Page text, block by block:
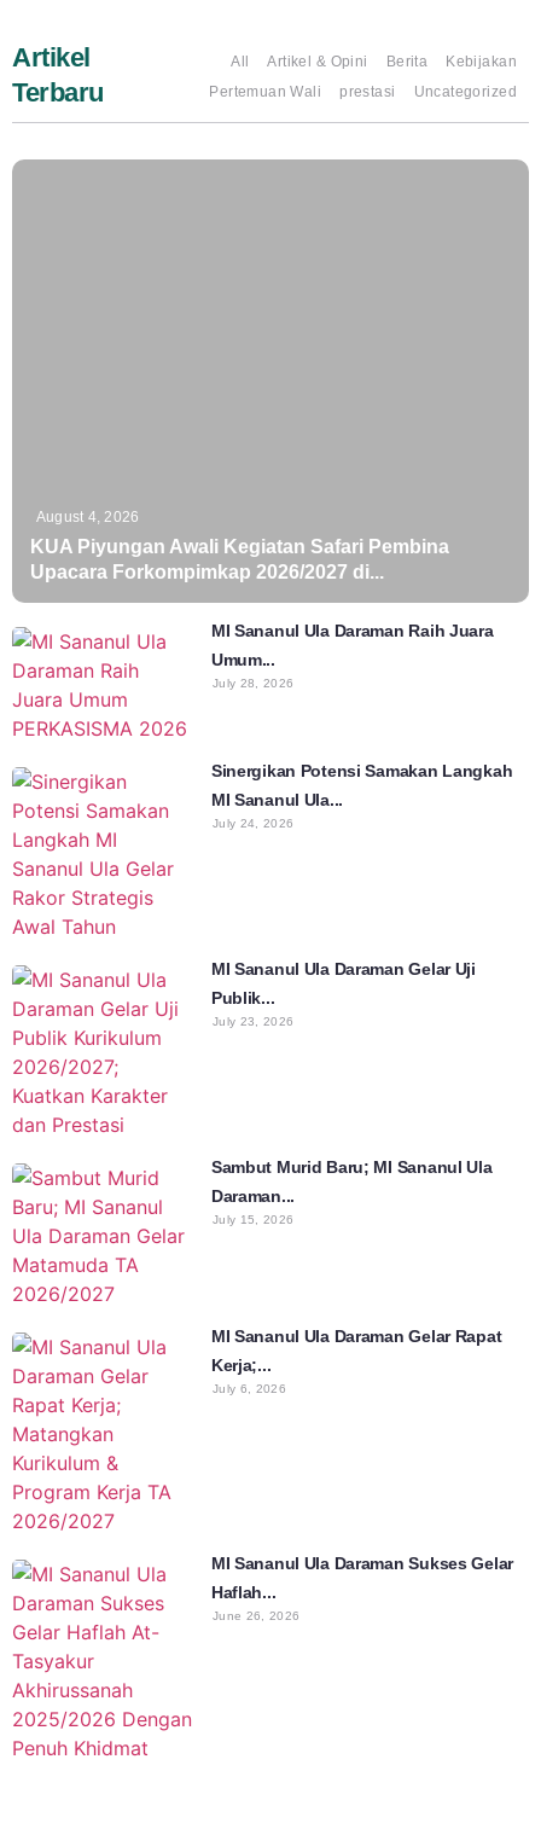
Artikel
Terbaru
All Artikel & Opini Berita
Kebijakan
Pertemuan Wali
prestasi Uncategorized
August 4, 2026
KUA Piyungan Awali Kegiatan Safari Pembina
Upacara Forkompimkap 2026/2027 di...
MI Sananul Ula Daraman Raih Juara
Umum...
July 28, 2026
Sinergikan Potensi Samakan Langkah
MI Sananul Ula...
July 24, 2026
MI Sananul Ula Daraman Gelar Uji
Publik...
July 23, 2026
Sambut Murid Baru; MI Sananul Ula
Daraman...
July 15, 2026
MI Sananul Ula Daraman Gelar Rapat
Kerja;...
July 6, 2026
MI Sananul Ula Daraman Sukses Gelar
Haflah...
June 26, 2026